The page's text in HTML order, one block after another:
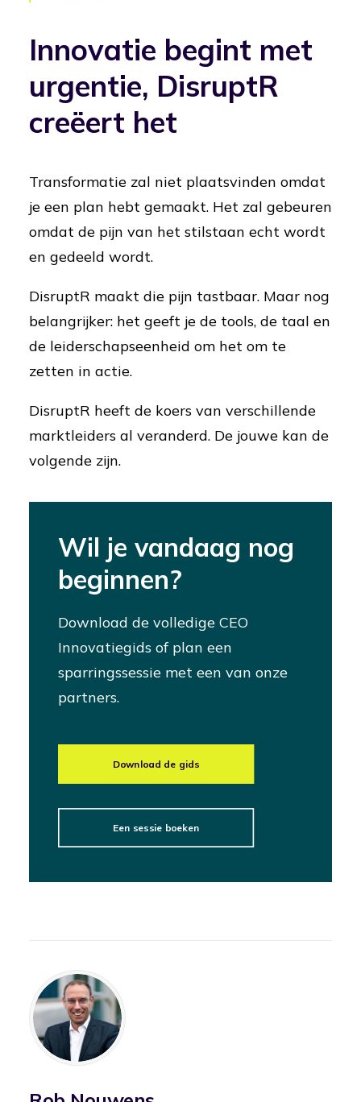
Innovatie begint met
urgentie, DisruptR
creëert het
Transformatie zal niet plaatsvinden omdat
je een plan hebt gemaakt. Het zal gebeuren
omdat de pijn van het stilstaan echt wordt
en gedeeld wordt.
DisruptR maakt die pijn tastbaar. Maar nog
belangrijker: het geeft je de tools, de taal en
de leiderschapseenheid om het om te
zetten in actie.
DisruptR heeft de koers van verschillende
marktleiders al veranderd. De jouwe kan de
volgende zijn.
Wil je vandaag nog
beginnen?
Download de volledige CEO
Innovatiegids of plan een
sparringssessie met een van onze
partners.
Download de gids
Een sessie boeken